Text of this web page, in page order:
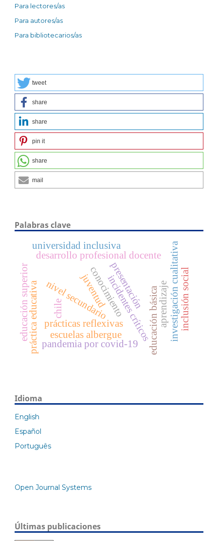
Para lectores/as
Para autores/as
Para bibliotecarios/as
tweet
share
share
pin it
share
mail
Palabras clave
presentación
prácticas reflexivasincidentes críticos
desarrollo profesional docente
nivel secundario investigación cualitativa
educación básicaaprendizaje
conocimiento
práctica educativa pandemia por covid-19
chile
educación superior inclusión social
universidad inclusiva
juventud
escuelas albergue
Idioma
English
Español
Português
Open Journal Systems
Últimas publicaciones